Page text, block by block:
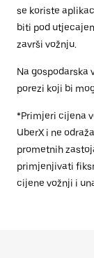
se koriste
biti pod
završi vožnju.
Na gospodarska
porezi koji bi
*Primjeri cijena
UberX i ne
prometnih
primjenjivati
cijene vožnji i